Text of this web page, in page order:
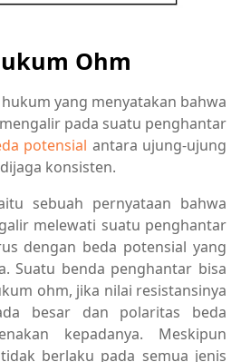
Ohm
hukum yang menyatakan bahwa
pada suatu penghantar
potensial antara ujung-ujung
konsisten.
sebuah pernyataan bahwa
melewati suatu penghantar
dengan beda potensial yang
Suatu benda penghantar bisa
ohm, jika nilai resistansinya
besar dan polaritas beda
kepadanya. Meskipun
berlaku pada semua jenis